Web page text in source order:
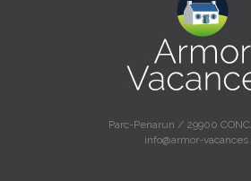
Parc-Penarun / 29900
info@armor-